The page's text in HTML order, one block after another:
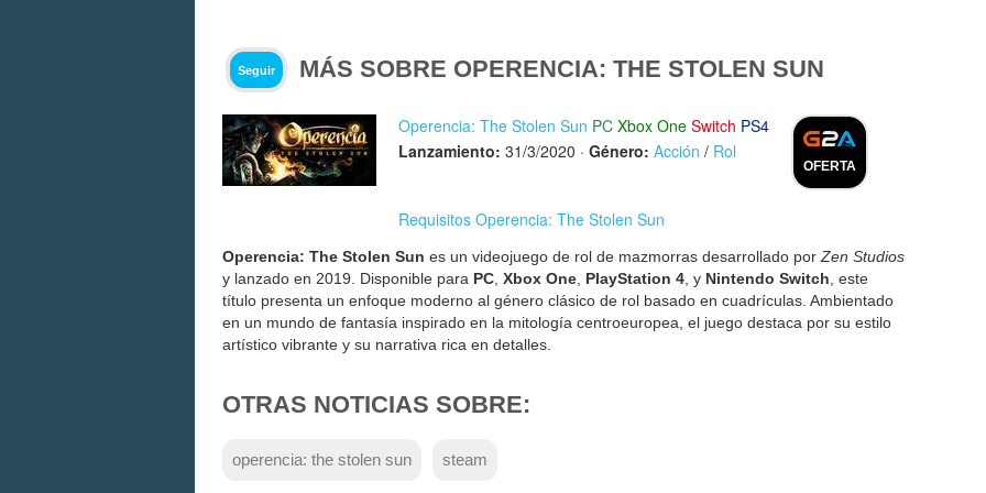
Seguir MÁS SOBRE OPERENCIA: THE STOLEN SUN
Operencia: The Stolen Sun PC Xbox One Switch PS4
Lanzamiento: 31/3/2020 · Género: Acción / Rol
OFERTA
Requisitos Operencia: The Stolen Sun
Operencia: The Stolen Sun es un videojuego de rol de mazmorras desarrollado por Zen Studios
y lanzado en 2019. Disponible para PC Xbox One PlayStation 4 , y Nintendo Switch , este
título presenta un enfoque moderno al género clásico de rol basado en cuadrículas. Ambientado
en un mundo de fantasía inspirado en la mitología centroeuropea, el juego destaca por su estilo
artístico vibrante y su narrativa rica en detalles.
OTRAS NOTICIAS SOBRE:
operencia: the stolen sun steam